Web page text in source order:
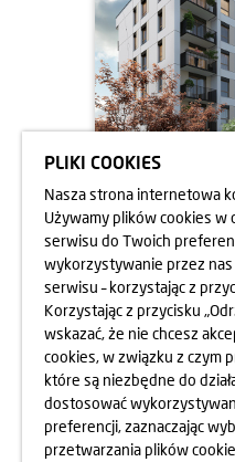
05.05.2025
DZIEŃ
HARMONIA
10.05.2025
PLIKI COOKIES
Nasza strona internetowa
Używamy plików cookies
serwisu do Twoich
wykorzystywanie przez
serwisu – korzystając z
Korzystając z przycisku
wskazać, że nie chcesz
cookies, w związku z czym
które są niezbędne do
dostosować
preferencji, zaznaczając
przetwarzania plików